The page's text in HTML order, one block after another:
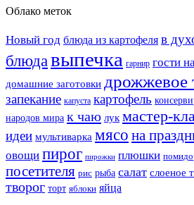
Облако меток
Новый год блюда из картофеля в
блюдавыпечка гарнир гости
домашние заготовки дрожжевое
запекание капуста картофель
народов мира к чаю лук мастер-
идеи мультиварка мясо на
овощи пирог пирожки плюшки
посетителя рис рыба салат слоеное
творог торт яблоки яйца